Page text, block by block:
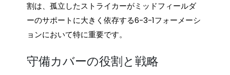
割は、孤立したストライカーがミッドフィールダ
ーのサポートに大きく依存する6-3-1フォーメーシ
ョンにおいて特に重要です。
守備カバーの役割と戦略